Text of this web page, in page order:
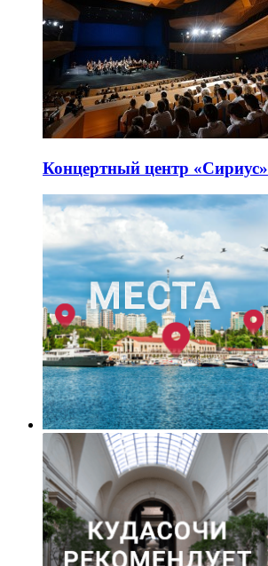
Концертный центр «Сириус»